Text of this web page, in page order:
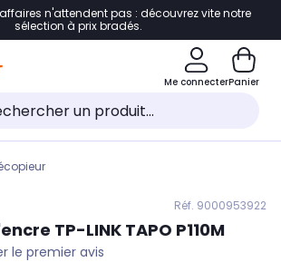
à la navigation
au pied de page
au chatbot
n'attendent pas : découvrez vite notre
sélection à prix bradés.
Me connecterPanier
Réf. 9000953922
TP-LINK TAPO P110M
le premier avis